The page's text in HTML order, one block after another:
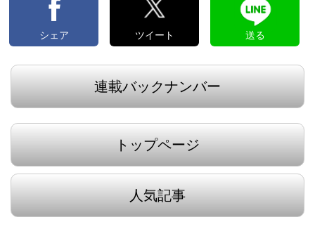
シェア ツイート 送る
連載バックナンバー
トップページ
人気記事